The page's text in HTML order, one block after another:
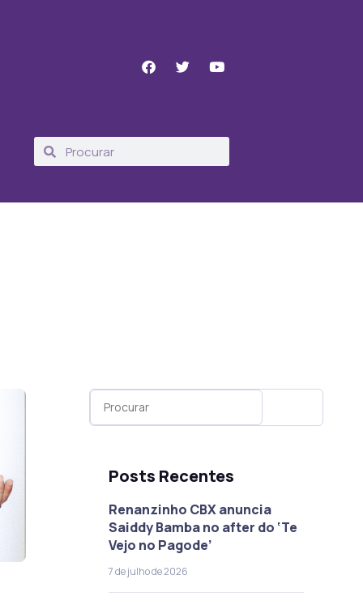
Posts Recentes
Renanzinho CBX anuncia
Saiddy Bamba no after do ‘Te
Vejo no Pagode’
7 de julho de 2026